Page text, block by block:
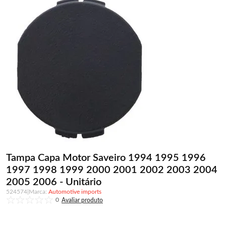
Tampa Capa Motor Saveiro 1994 1995 1996
1997 1998 1999 2000 2001 2002 2003 2004
2005 2006 - Unitário
524574
Automotive imports
0